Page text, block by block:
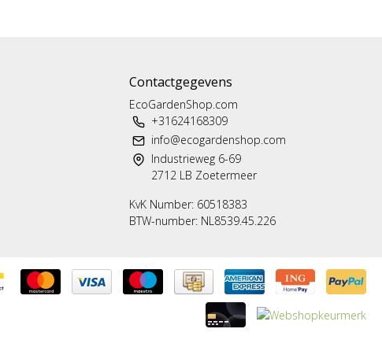
Contactgegevens
EcoGardenShop.com
+31624168309
info@ecogardenshop.com
Industrieweg 6-69
2712 LB Zoetermeer
KvK Number: 60518383
BTW-number: NL8539.45.226